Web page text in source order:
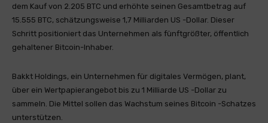
dem Kauf von 2.205 BTC und erhöhte seinen Gesamtbetrag auf
15.555 BTC, schätzungsweise 1,7 Milliarden US -Dollar. Dieser
Schritt positioniert das Unternehmen als fünftgrößter, öffentlich
gehaltener Bitcoin-Inhaber.
Bakkt Holdings, ein Unternehmen für digitales Vermögen, plant,
über ein Wertpapierangebot bis zu 1 Milliarde US -Dollar zu
sammeln. Die Mittel sollen das Wachstum seines Bitcoin -Schatzes
unterstützen.